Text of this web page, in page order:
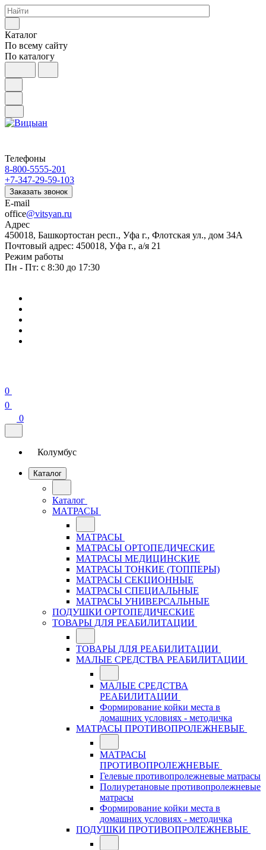
Каталог
По всему сайту
По каталогу
Телефоны
8-800-5555-201
+7-347-29-59-103
Заказать звонок
E-mail
office@vitsyan.ru
Адрес
450018, Башкортостан респ., Уфа г., Флотская ул., дом 34А
Почтовый адрес: 450018, Уфа г., а/я 21
Режим работы
Пн - Пт: с 8:30 до 17:30
0
0
0
Колумбус
Каталог
Каталог
МАТРАСЫ
МАТРАСЫ
МАТРАСЫ ОРТОПЕДИЧЕСКИЕ
МАТРАСЫ МЕДИЦИНСКИЕ
МАТРАСЫ ТОНКИЕ (ТОППЕРЫ)
МАТРАСЫ СЕКЦИОННЫЕ
МАТРАСЫ СПЕЦИАЛЬНЫЕ
МАТРАСЫ УНИВЕРСАЛЬНЫЕ
ПОДУШКИ ОРТОПЕДИЧЕСКИЕ
ТОВАРЫ ДЛЯ РЕАБИЛИТАЦИИ
ТОВАРЫ ДЛЯ РЕАБИЛИТАЦИИ
МАЛЫЕ СРЕДСТВА РЕАБИЛИТАЦИИ
МАЛЫЕ СРЕДСТВА
РЕАБИЛИТАЦИИ
Формирование койки места в
домашних условиях - методичка
МАТРАСЫ ПРОТИВОПРОЛЕЖНЕВЫЕ
МАТРАСЫ
ПРОТИВОПРОЛЕЖНЕВЫЕ
Гелевые противопролежневые матрасы
Полиуретановые противопролежневые
матрасы
Формирование койки места в
домашних условиях - методичка
ПОДУШКИ ПРОТИВОПРОЛЕЖНЕВЫЕ